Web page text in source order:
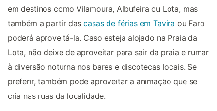
em destinos como Vilamoura, Albufeira ou Lota, mas
também a partir dascasas de férias em Tavira ou Faro
poderá aproveitá-la. Caso esteja alojado na Praia da
Lota, não deixe de aproveitar para sair da praia e rumar
à diversão noturna nos bares e discotecas locais. Se
preferir, também pode aproveitar a animação que se
cria nas ruas da localidade.